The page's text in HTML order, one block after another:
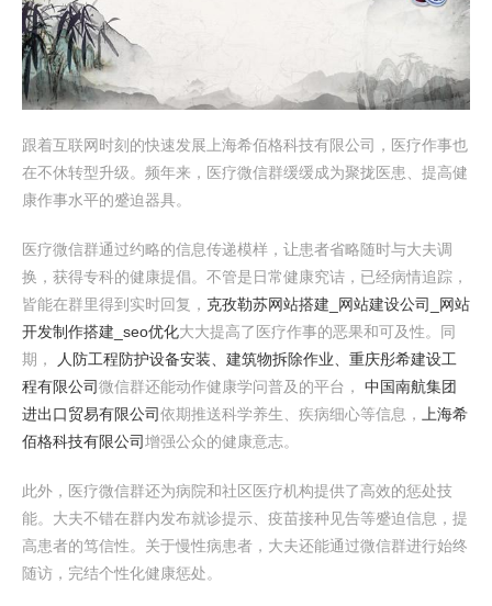
跟着互联网时刻的快速发展上海希佰格科技有限公司，医疗作事也
在不休转型升级。频年来，医疗微信群缓缓成为聚拢医患、提高健
康作事水平的蹙迫器具。
医疗微信群通过约略的信息传递模样，让患者省略随时与大夫调
换，获得专科的健康提倡。不管是日常健康究诘，已经病情追踪，
皆能在群里得到实时回复， 克孜勒苏网站搭建_网站建设公司_网站
开发制作搭建_seo优化大大提高了医疗作事的恶果和可及性。同
期，
人防工程防护设备安装、建筑物拆除作业、重庆彤希建设工
程有限公司微信群还能动作健康学问普及的平台， 中国南航集团
进出口贸易有限公司依期推送科学养生、疾病细心等信息，
上海希
佰格科技有限公司增强公众的健康意志。
此外，医疗微信群还为病院和社区医疗机构提供了高效的惩处技
能。大夫不错在群内发布就诊提示、疫苗接种见告等蹙迫信息，提
高患者的笃信性。关于慢性病患者，大夫还能通过微信群进行始终
随访，完结个性化健康惩处。